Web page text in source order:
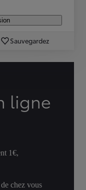
Sauvegardez
ligne
1€,
chez vous